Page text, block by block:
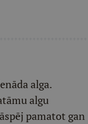
alga.
algu
pamatot gan